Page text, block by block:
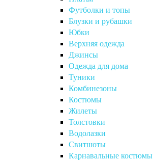
Футболки и топы
Блузки и рубашки
Юбки
Верхняя одежда
Джинсы
Одежда для дома
Туники
Комбинезоны
Костюмы
Жилеты
Толстовки
Водолазки
Свитшоты
Карнавальные костюмы